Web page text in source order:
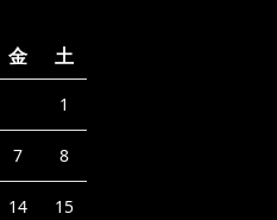
金 土
1
7 8
14 15